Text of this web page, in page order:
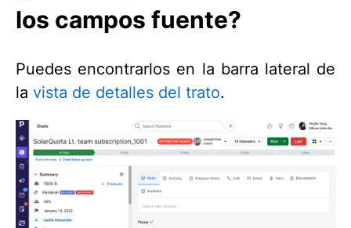
los campos fuente?
Puedes encontrarlos en la barra lateral de
la vista de detalles del trato.